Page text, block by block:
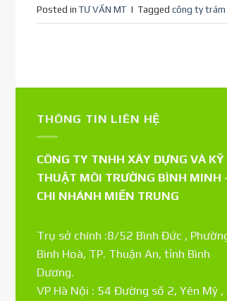
Posted inTƯ VẤN MT | Tagged công ty trám
THÔNG TIN LIÊN HỆ
CÔNG TY TNHH XÂY DỰNG VÀ KỸ
THUẬT MÔI TRƯỜNG BÌNH MINH
CHI NHÁNH MIỀN TRUNG
Trụ sở chính :8/52 Bình Đức ,
Bình Hoà, TP. Thuận An, tỉnh Bình
Dương.
VP Hà Nội : 54 Đường số 2, Yên Mỹ ,